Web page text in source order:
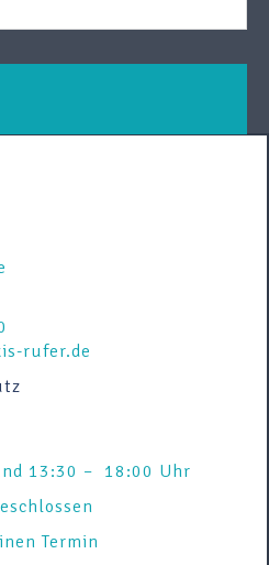
rufer.de
13:30 – 18:00 Uhr
Termin